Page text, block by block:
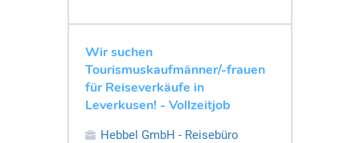
Wir suchen
Tourismuskaufmänner/-frauen
für Reiseverkäufe in
Leverkusen! - Vollzeitjob
Hebbel GmbH - Reisebüro